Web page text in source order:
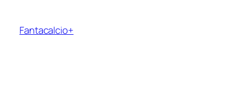
contenuto
Fantacalcio+